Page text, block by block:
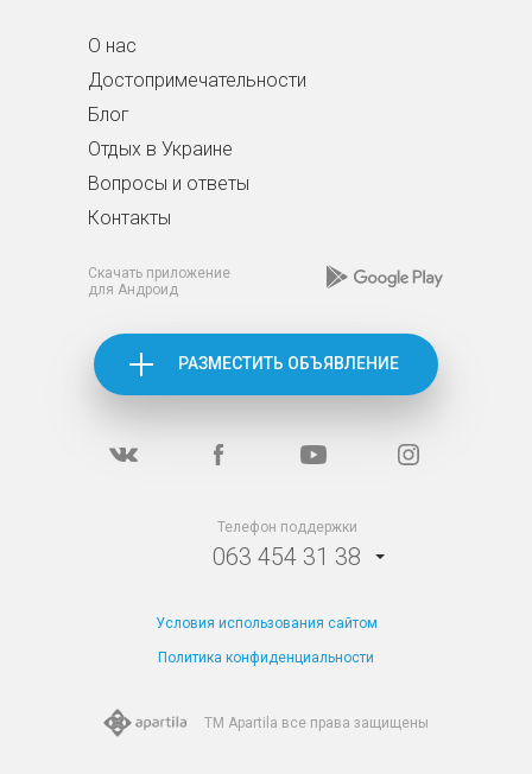
О нас
Достопримечательности
Блог
Отдых в Украине
Вопросы и ответы
Контакты
Скачать приложение
для Андроид
РАЗМЕСТИТЬ ОБЪЯВЛЕНИЕ
Телефон поддержки
063 454 31 38
Условия использования сайтом
Политика конфиденциальности
TM Apartila все права защищены